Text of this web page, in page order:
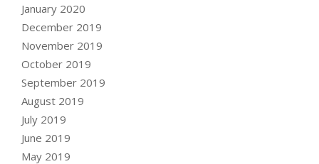
January 2020
December 2019
November 2019
October 2019
September 2019
August 2019
July 2019
June 2019
May 2019